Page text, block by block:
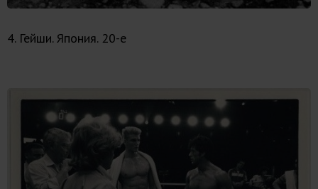
4. Гейши. Япония. 20-е